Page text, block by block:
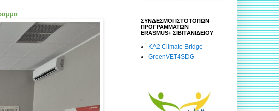
ΣΥΝΔΕΣΜΟΙ ΙΣΤΟΤΟΠΩΝ
ΠΡΟΓΡΑΜΜΑΤΩΝ
ERASMUS+ ΣΙΒΙΤΑΝΙΔΕΙΟΥ
KA2 Climate Bridge
GreenVET4SDG